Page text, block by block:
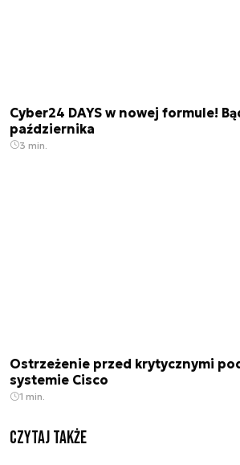
Cyber24 DAYS w nowej formule!
października
3 min.
Ostrzeżenie przed krytycznymi
systemie Cisco
1 min.
Czytaj także